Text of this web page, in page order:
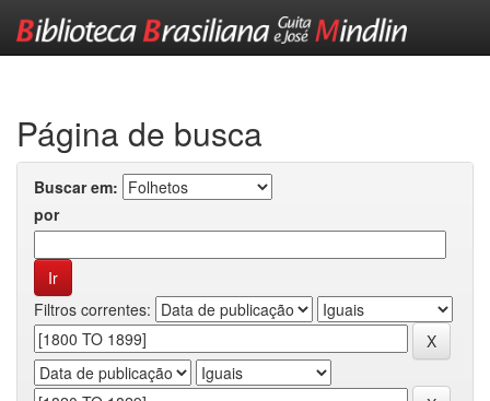
Página de busca
Buscar em:
por
Filtros correntes: